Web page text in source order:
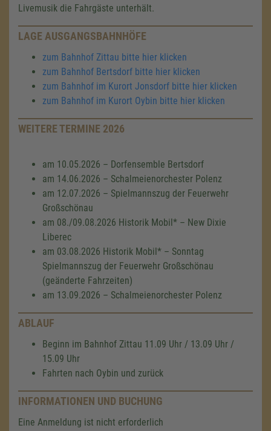
Livemusik die Fahrgäste unterhält.
LAGE AUSGANGSBAHNHÖFE
zum Bahnhof Zittau bitte hier klicken
zum Bahnhof Bertsdorf bitte hier klicken
zum Bahnhof im Kurort Jonsdorf bitte hier klicken
zum Bahnhof im Kurort Oybin bitte hier klicken
WEITERE TERMINE 2026
am 10.05.2026 – Dorfensemble Bertsdorf
am 14.06.2026 – Schalmeienorchester Polenz
am 12.07.2026 – Spielmannszug der Feuerwehr
Großschönau
am 08./09.08.2026 Historik Mobil* – New Dixie
Liberec
am 03.08.2026 Historik Mobil* – Sonntag
Spielmannszug der Feuerwehr Großschönau
(geänderte Fahrzeiten)
am 13.09.2026 – Schalmeienorchester Polenz
ABLAUF
Beginn im Bahnhof Zittau 11.09 Uhr / 13.09 Uhr /
15.09 Uhr
Fahrten nach Oybin und zurück
INFORMATIONEN UND BUCHUNG
Eine Anmeldung ist nicht erforderlich